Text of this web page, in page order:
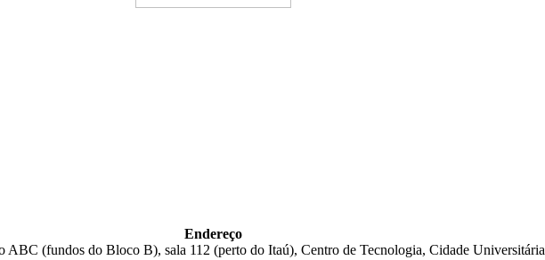
Endereço
ABC (fundos do Bloco B), sala 112 (perto do Itaú), Centro de Tecnologia, Cidade Universitária